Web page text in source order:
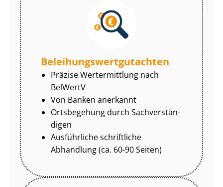
Be­lei­hungs­wert­gut­ach­ten
Präzise Wertermittlung nach
BelWertV
Von Banken anerkannt
Ortsbegehung durch Sach­ver­stän­
di­gen
Ausführliche schriftliche
Abhandlung (ca. 60-90 Seiten)